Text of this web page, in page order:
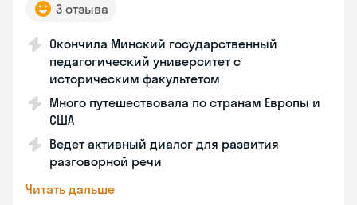
3 отзыва
Окончила Минский государственный
педагогический университет с
историческим факультетом
Много путешествовала по странам Европы и
США
Ведет активный диалог для развития
разговорной речи
Читать дальше